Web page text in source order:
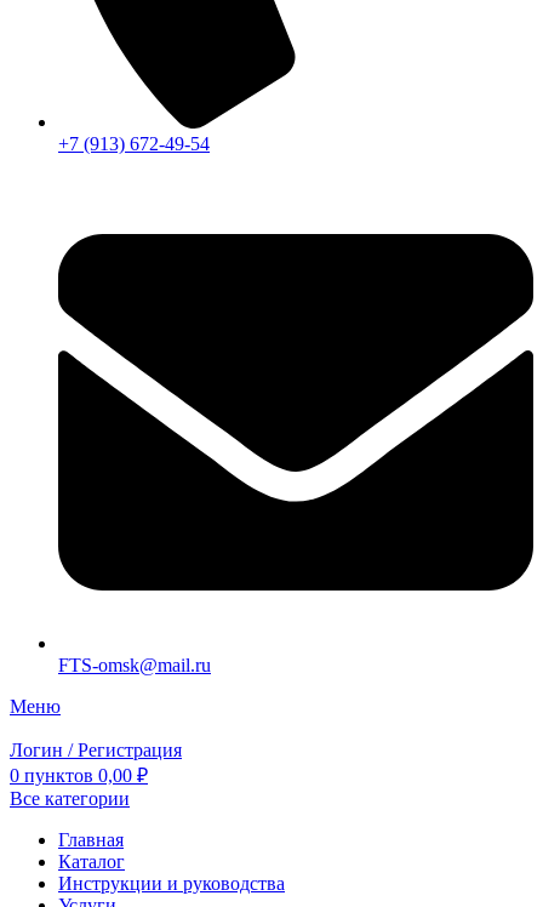
+7 (913) 672-49-54
FTS-omsk@mail.ru
Меню
Логин / Регистрация
0 пунктов 0,00 ₽
Все категории
Главная
Каталог
Инструкции и руководства